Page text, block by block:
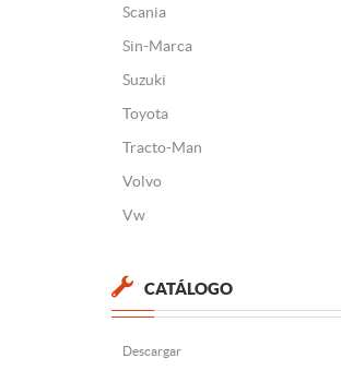
Scania
Sin-Marca
Suzuki
Toyota
Tracto-Man
Volvo
Vw
CATÁLOGO
Descargar